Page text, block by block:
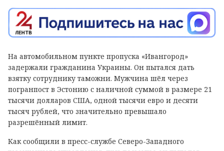
На автомобильном пункте пропуска «Ивангород»
задержали гражданина Украины. Он пытался дать
взятку сотруднику таможни. Мужчина шёл через
погранпост в Эстонию с наличной суммой в размере 21
тысячи долларов США, одной тысячи евро и десяти
тысяч рублей, что значительно превышало
разрешённый лимит.
Как сообщили в пресс-службе Северо-Западного